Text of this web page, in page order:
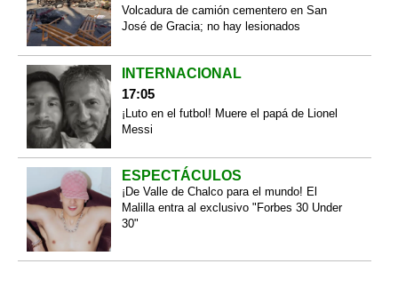
Volcadura de camión cementero en San
José de Gracia; no hay lesionados
INTERNACIONAL
17:05
¡Luto en el futbol! Muere el papá de Lionel
Messi
ESPECTÁCULOS
¡De Valle de Chalco para el mundo! El
Malilla entra al exclusivo "Forbes 30 Under
30"